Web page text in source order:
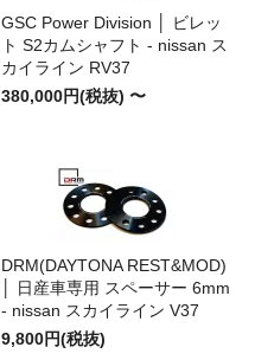
GSC Power Division │ ビレッ
ト S2カムシャフト - nissan ス
カイライン RV37
380,000円(税抜) 〜
DRM(DAYTONA REST&MOD)
│ 日産車専用 スペーサー 6mm
- nissan スカイライン V37
9,800円(税抜)